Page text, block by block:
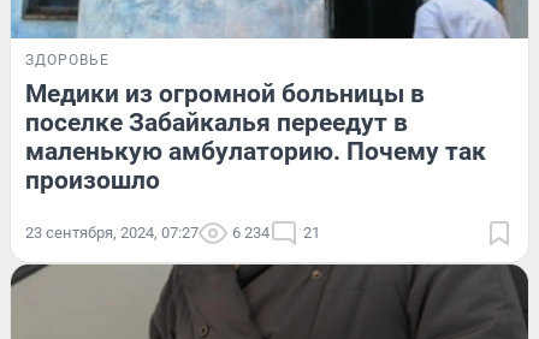
ЗДОРОВЬЕ
Медики из огромной больницы в
поселке Забайкалья переедут в
маленькую амбулаторию. Почему так
произошло
23 сентября, 2024, 07:27 6 234 21